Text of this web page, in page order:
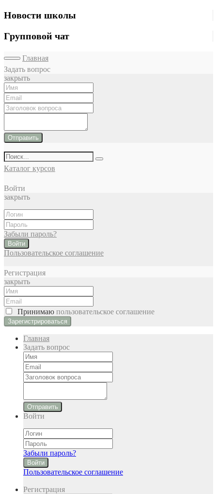
Новости школы
Групповой чат
Главная
Задать вопрос
закрыть
Отправить
Каталог курсов
Войти
закрыть
Забыли пароль?
Войти
Пользовательское соглашение
Регистрация
закрыть
Принимаю пользовательское соглашение
Главная
Задать вопрос
Отправить
Войти
Забыли пароль?
Войти
Пользовательское соглашение
Регистрация